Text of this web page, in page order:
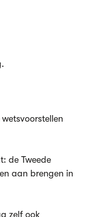
de Tweede
aan brengen in
zelf ook